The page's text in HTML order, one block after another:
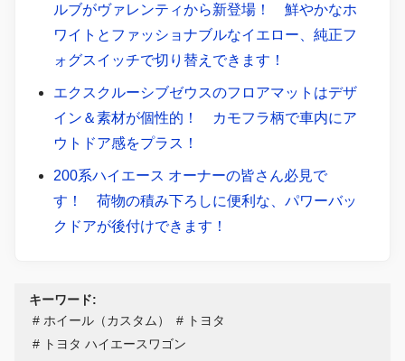
ルブがヴァレンティから新登場！ 鮮やかなホ
ワイトとファッショナブルなイエロー、純正フ
ォグスイッチで切り替えできます！
エクスクルーシブゼウスのフロアマットはデザ
イン＆素材が個性的！ カモフラ柄で車内にア
ウトドア感をプラス！
200系ハイエース オーナーの皆さん必見で
す！ 荷物の積み下ろしに便利な、パワーバッ
クドアが後付けできます！
キーワード:
ホイール（カスタム）
トヨタ
トヨタ ハイエースワゴン